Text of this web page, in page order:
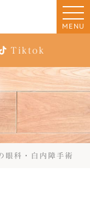
MENU
Tiktok
眼科・白内障手術